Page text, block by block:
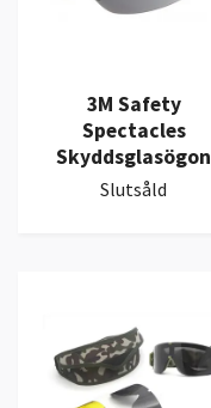
3M Safety
Spectacles
Skyddsglasögon
Slutsåld